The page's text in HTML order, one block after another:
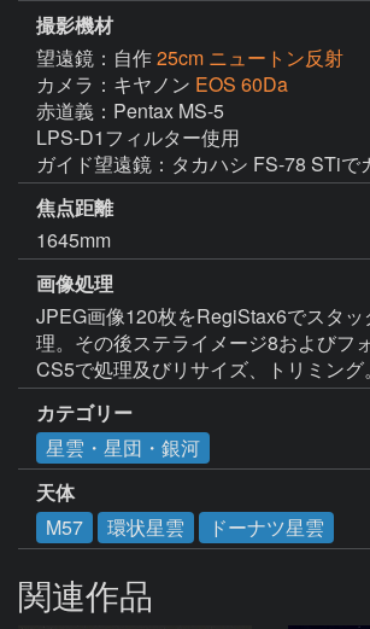
撮影機材
望遠鏡：自作25cm ニュートン反射
カメラ：キヤノン EOS 60Da
赤道義：Pentax MS-5
LPS-D1フィルター使用
ガイド望遠鏡：タカハシ FS-78 STiで
焦点距離
1645mm
画像処理
JPEG画像120枚をRegiStax6でスタ
理。その後ステライメージ8およびフ
CS5で処理及びリサイズ、トリミング。
カテゴリー
星雲・星団・銀河
天体
M57
環状星雲 ドーナツ星雲
関連作品